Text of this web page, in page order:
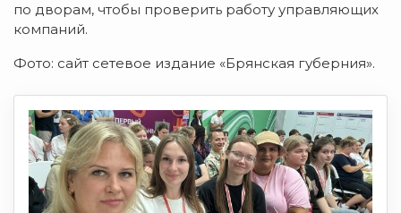
по дворам, чтобы проверить работу управляющих
компаний.
Фото: сайт сетевое издание «Брянская губерния».